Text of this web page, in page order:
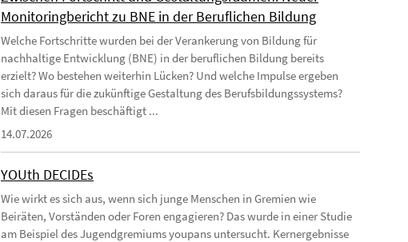
Monitoringbericht zu BNE in der Beruflichen Bildung
Welche Fortschritte wurden bei der Verankerung von Bildung für
nachhaltige Entwicklung (BNE) in der beruflichen Bildung bereits
erzielt? Wo bestehen weiterhin Lücken? Und welche Impulse ergeben
sich daraus für die zukünftige Gestaltung des Berufsbildungssystems?
Mit diesen Fragen beschäftigt ...
14.07.2026
YOUth DECIDEs
Wie wirkt es sich aus, wenn sich junge Menschen in Gremien wie
Beiräten, Vorständen oder Foren engagieren? Das wurde in einer Studie
am Beispiel des Jugendgremiums youpans untersucht. Kernergebnisse